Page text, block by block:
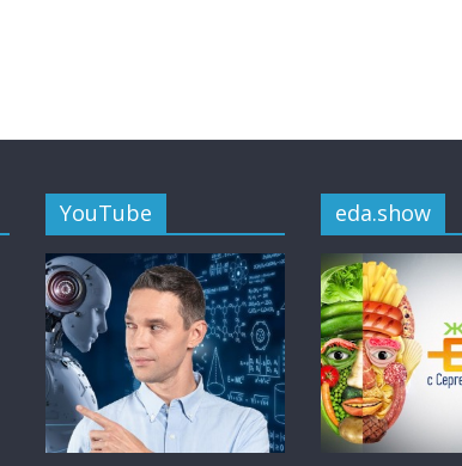
YouTube eda.show